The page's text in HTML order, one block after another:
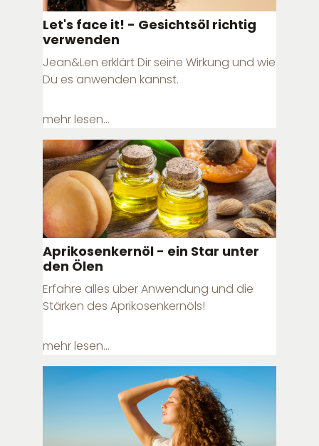
Let's face it! - Gesichtsöl richtig
verwenden
Jean&Len erklärt Dir seine Wirkung und wie
Du es anwenden kannst.
mehr lesen...
Aprikosenkernöl - ein Star unter
den Ölen
Erfahre alles über Anwendung und die
Stärken des Aprikosenkernöls!
mehr lesen...